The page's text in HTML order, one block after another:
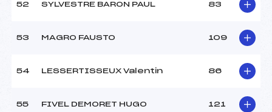
52 SYLVESTRE BARON PAUL 83
53 MAGRO FAUSTO 109
54 LESSERTISSEUX Valentin 86
55 FIVEL DEMORET HUGO 121